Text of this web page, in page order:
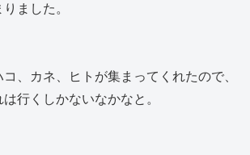
ました。
、カネ、ヒトが集まってくれたので、
行くしかないなかなと。